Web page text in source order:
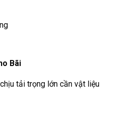
Bãi
tải trọng lớn cần vật liệu